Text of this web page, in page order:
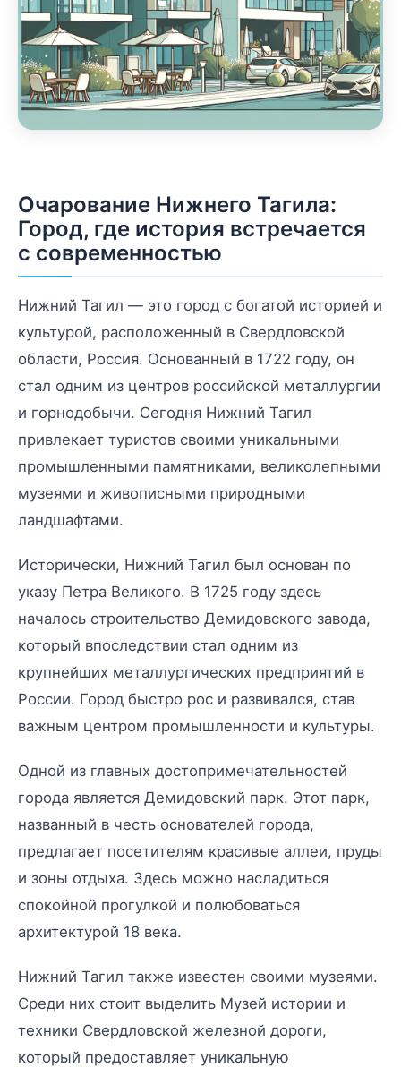
Очарование Нижнего Тагила:
Город, где история встречается
с современностью
Нижний Тагил — это город с богатой историей и
культурой, расположенный в Свердловской
области, Россия. Основанный в 1722 году, он
стал одним из центров российской металлургии
и горнодобычи. Сегодня Нижний Тагил
привлекает туристов своими уникальными
промышленными памятниками, великолепными
музеями и живописными природными
ландшафтами.
Исторически, Нижний Тагил был основан по
указу Петра Великого. В 1725 году здесь
началось строительство Демидовского завода,
который впоследствии стал одним из
крупнейших металлургических предприятий в
России. Город быстро рос и развивался, став
важным центром промышленности и культуры.
Одной из главных достопримечательностей
города является Демидовский парк. Этот парк,
названный в честь основателей города,
предлагает посетителям красивые аллеи, пруды
и зоны отдыха. Здесь можно насладиться
спокойной прогулкой и полюбоваться
архитектурой 18 века.
Нижний Тагил также известен своими музеями.
Среди них стоит выделить Музей истории и
техники Свердловской железной дороги,
который предоставляет уникальную